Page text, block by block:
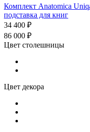
Комплект Anatomica
подставка для книг
34 400 ₽
86 000 ₽
Цвет столешницы
Цвет декора